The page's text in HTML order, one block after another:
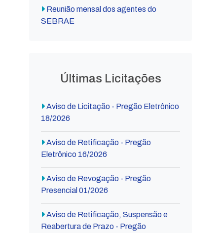
Reunião mensal dos agentes do
SEBRAE
Últimas Licitações
Aviso de Licitação - Pregão Eletrônico
18/2026
Aviso de Retificação - Pregão
Eletrônico 16/2026
Aviso de Revogação - Pregão
Presencial 01/2026
Aviso de Retificação, Suspensão e
Reabertura de Prazo - Pregão